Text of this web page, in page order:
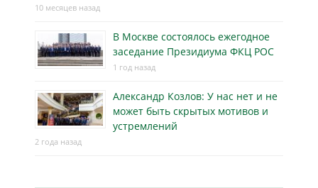
10 месяцев назад
В Москве состоялось ежегодное
заседание Президиума ФКЦ РОС
1 год назад
Александр Козлов: У нас нет и не
может быть скрытых мотивов и
устремлений
2 года назад